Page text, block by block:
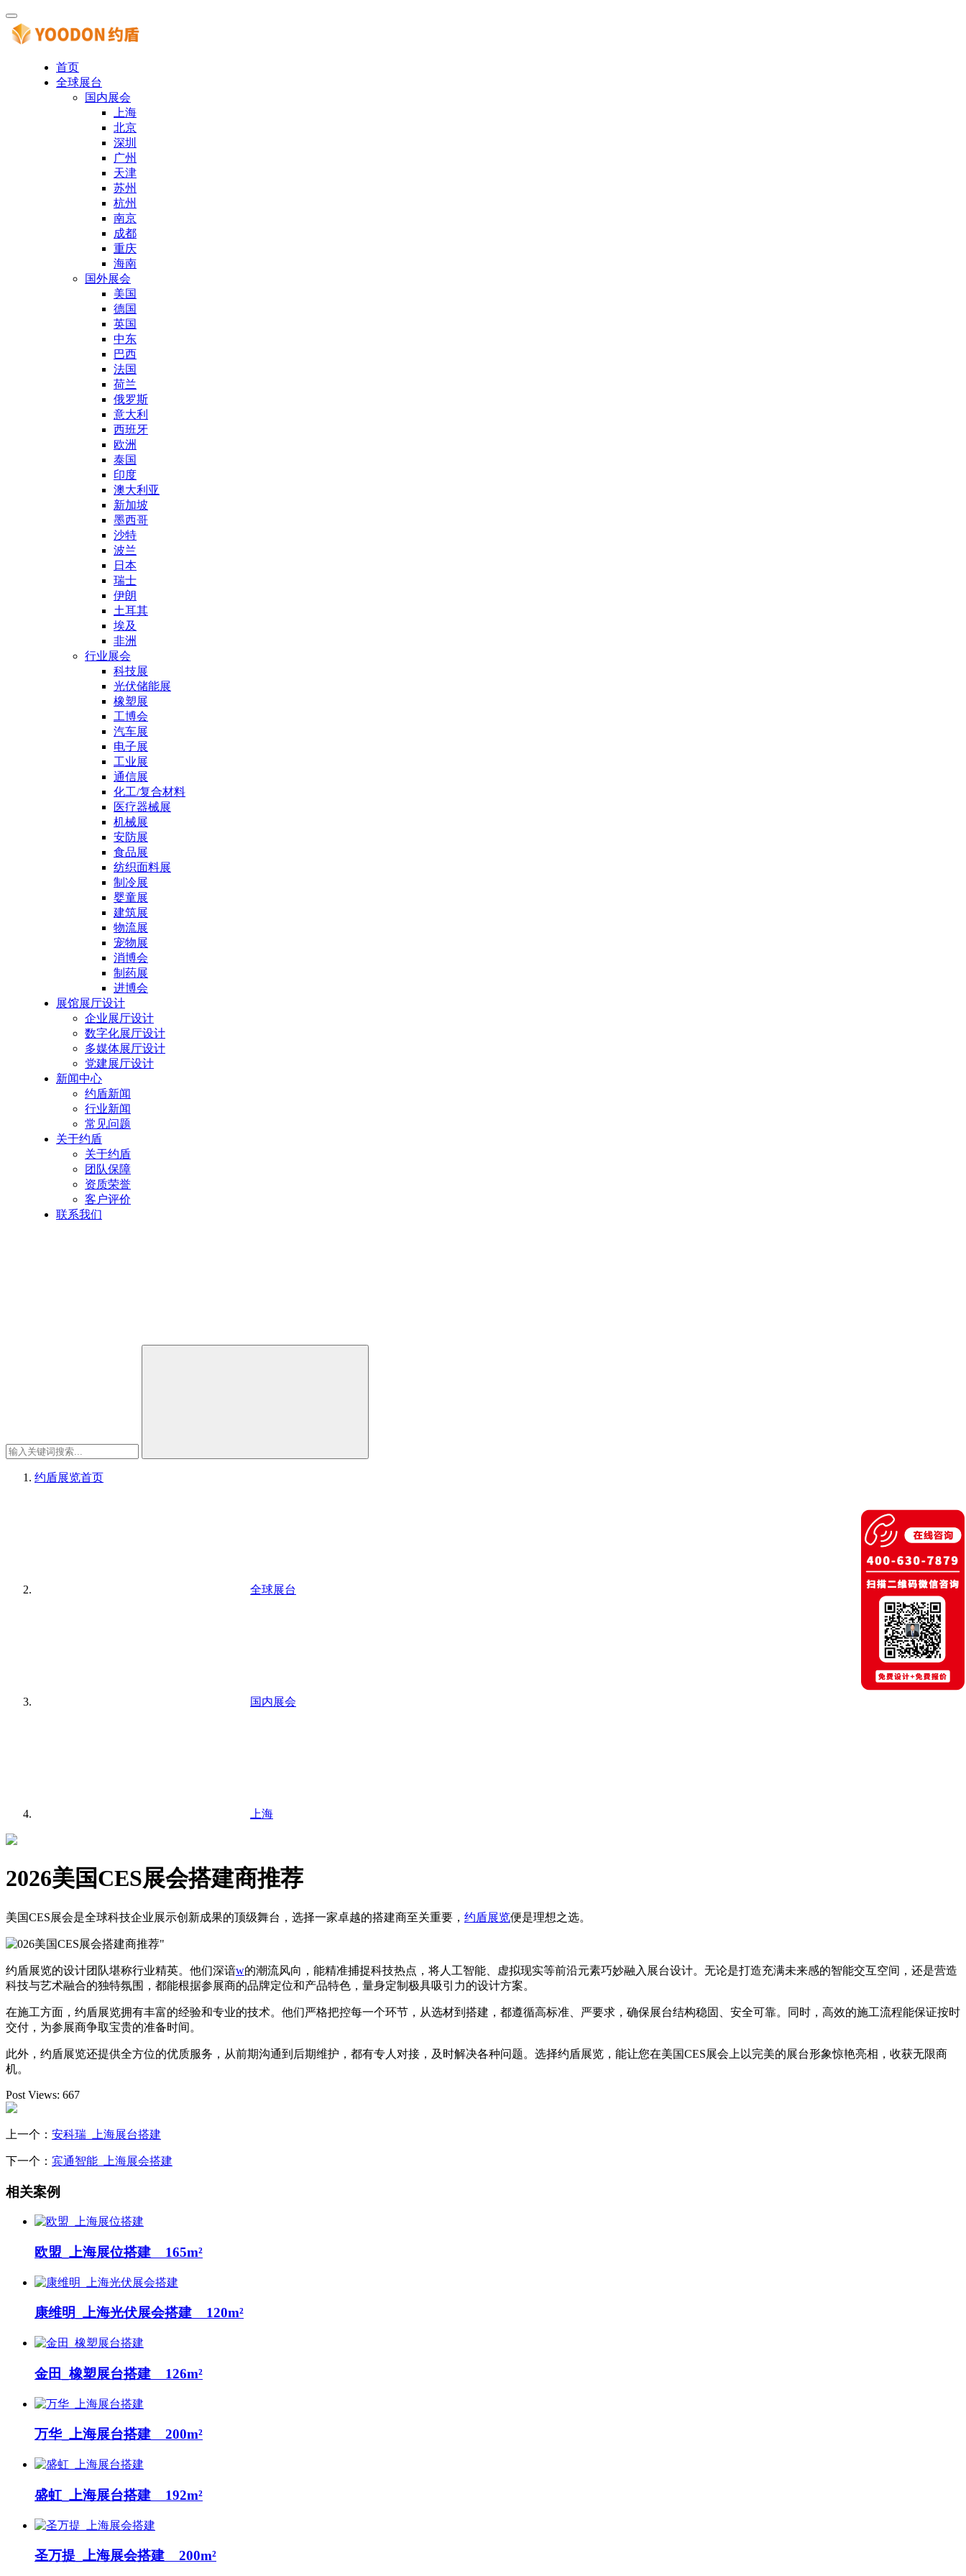
首页
全球展台
国内展会
上海
北京
深圳
广州
天津
苏州
杭州
南京
成都
重庆
海南
国外展会
美国
德国
英国
中东
巴西
法国
荷兰
俄罗斯
意大利
西班牙
欧洲
泰国
印度
澳大利亚
新加坡
墨西哥
沙特
波兰
日本
瑞士
伊朗
土耳其
埃及
非洲
行业展会
科技展
光伏储能展
橡塑展
工博会
汽车展
电子展
工业展
通信展
化工/复合材料
医疗器械展
机械展
安防展
食品展
纺织面料展
制冷展
婴童展
建筑展
物流展
宠物展
消博会
制药展
进博会
展馆展厅设计
企业展厅设计
数字化展厅设计
多媒体展厅设计
党建展厅设计
新闻中心
约盾新闻
行业新闻
常见问题
关于约盾
关于约盾
团队保障
资质荣誉
客户评价
联系我们
约盾展览首页
全球展台
国内展会
上海
2026美国CES展会搭建商推荐
美国CES展会是全球科技企业展示创新成果的顶级舞台，选择一家卓越的搭建商至关重要， 约盾展览便是理想之选。
约盾展览的设计团队堪称行业精英。他们深谙w的潮流风向，能精准捕捉科技热点，将人工智能、虚拟现实等前沿元素巧妙融入展台设计。无论是打造充满未来感的智能交互空间，还是营造
科技与艺术融合的独特氛围，都能根据参展商的品牌定位和产品特色，量身定制极具吸引力的设计方案。
在施工方面，约盾展览拥有丰富的经验和专业的技术。他们严格把控每一个环节，从选材到搭建，都遵循高标准、严要求，确保展台结构稳固、安全可靠。同时，高效的施工流程能保证按时
交付，为参展商争取宝贵的准备时间。
此外，约盾展览还提供全方位的优质服务，从前期沟通到后期维护，都有专人对接，及时解决各种问题。选择约盾展览，能让您在美国CES展会上以完美的展台形象惊艳亮相，收获无限商
机。
Post Views: 667
上一个： 安科瑞_上海展台搭建
下一个： 宾通智能_上海展会搭建
相关案例
欧盟_上海展位搭建 165m²
康维明_上海光伏展会搭建 120m²
金田_橡塑展台搭建 126m²
万华_上海展台搭建 200m²
盛虹_上海展台搭建 192m²
圣万提_上海展会搭建 200m²